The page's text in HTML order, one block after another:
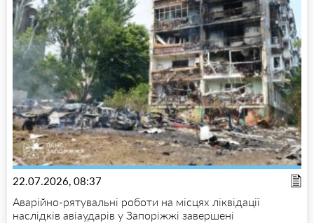
22.07.2026, 08:37
Аварійно-рятувальні роботи на місцях ліквідації
наслідків авіаударів у Запоріжжі завершені